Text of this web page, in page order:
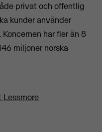
privat och offentlig
kunder använder
har fler än 8
miljoner norska
Lessmore